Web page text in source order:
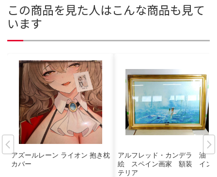
この商品を見た人はこんな商品も見て
います
アズールレーン ライオン 抱き枕
カバー
アルフレッド・カンデラ 油
絵 スペイン画家 額装 イン
テリア